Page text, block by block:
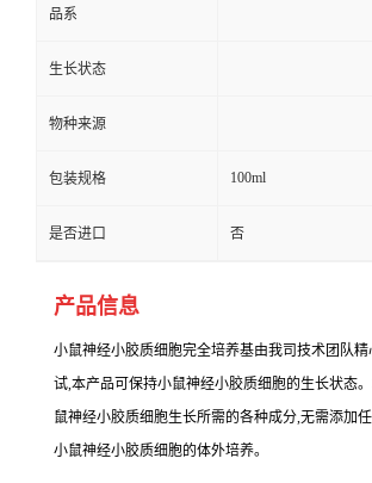
品系
生长状态
物种来源
包装规格 100ml
是否进口 否
产品信息
小鼠神经小胶质细胞完全培养基由我司技术团队
试,本产品可保持小鼠神经小胶质细胞的生长状态
鼠神经小胶质细胞生长所需的各种成分,无需添加
小鼠神经小胶质细胞的体外培养。